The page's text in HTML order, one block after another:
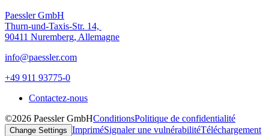
Paessler GmbH
Thurn-und-Taxis-Str. 14,
90411 Nuremberg, Allemagne
info@paessler.com
+49 911 93775-0
Contactez-nous
©2026 Paessler GmbHConditionsPolitique de confidentialité
Change Settings ImpriméSignaler une vulnérabilitéTéléchargement